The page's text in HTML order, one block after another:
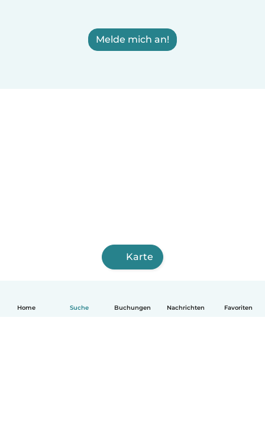
Home Suche Buchungen Nachrichten Favoriten
Melde mich an!
Karte